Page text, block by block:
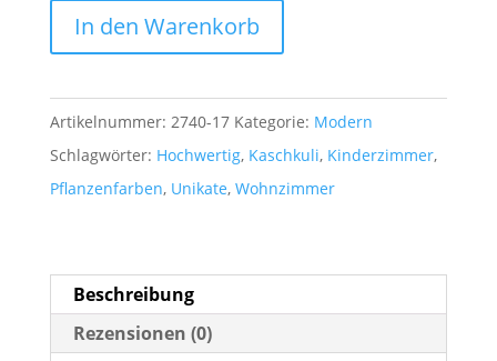
Kaschkuli
Wolle
Wolle
geknüpft
Pflanzenfarben
x
0,77
m
In den Warenkorb
Artikelnummer: 2740-17 Kategorie: Modern
Schlagwörter: Hochwertig, Kaschkuli, Kinderzimmer,
Pflanzenfarben, Unikate, Wohnzimmer
Beschreibung
Rezensionen (0)